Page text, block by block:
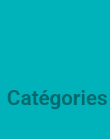
Catégories